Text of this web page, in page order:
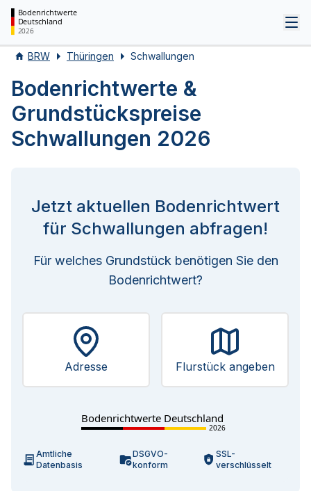
Bodenrichtwerte
Deutschland
2026
BRW Thüringen Schwallungen
Bodenrichtwerte &
Grundstückspreise
Schwallungen 2026
Jetzt aktuellen Bodenrichtwert
für Schwallungen abfragen!
Für welches Grundstück benötigen Sie den
Bodenrichtwert?
Adresse Flurstück angeben
Bodenrichtwerte Deutschland
2026
Amtliche
Datenbasis
DSGVO-
konform
SSL-
verschlüsselt